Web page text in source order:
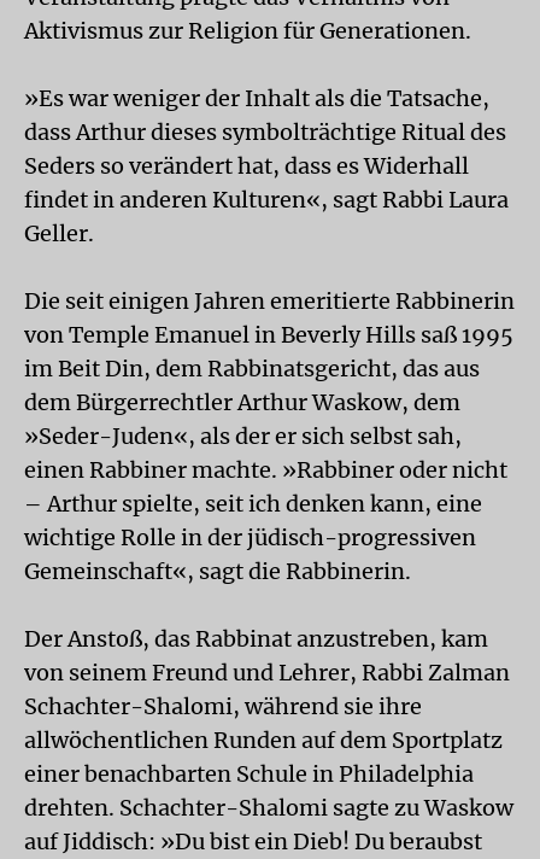
Aktivismus zur Religion für Generationen.
»Es war weniger der Inhalt als die Tatsache,
dass Arthur dieses symbolträchtige Ritual des
Seders so verändert hat, dass es Widerhall
findet in anderen Kulturen«, sagt Rabbi Laura
Geller.
Die seit einigen Jahren emeritierte Rabbinerin
von Temple Emanuel in Beverly Hills saß 1995
im Beit Din, dem Rabbinatsgericht, das aus
dem Bürgerrechtler Arthur Waskow, dem
»Seder-Juden«, als der er sich selbst sah,
einen Rabbiner machte. »Rabbiner oder nicht
– Arthur spielte, seit ich denken kann, eine
wichtige Rolle in der jüdisch-progressiven
Gemeinschaft«, sagt die Rabbinerin.
Der Anstoß, das Rabbinat anzustreben, kam
von seinem Freund und Lehrer, Rabbi Zalman
Schachter-Shalomi, während sie ihre
allwöchentlichen Runden auf dem Sportplatz
einer benachbarten Schule in Philadelphia
drehten. Schachter-Shalomi sagte zu Waskow
auf Jiddisch: »Du bist ein Dieb! Du beraubst